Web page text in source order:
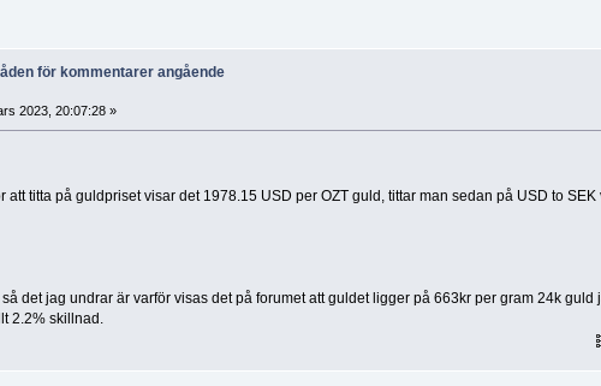
för kommentarer angående
2023, 20:07:28 »
att titta på guldpriset visar det 1978.15 USD per OZT guld, tittar man sedan på USD to SEK
det jag undrar är varför visas det på forumet att guldet ligger på 663kr per gram 24k guld
2.2% skillnad.